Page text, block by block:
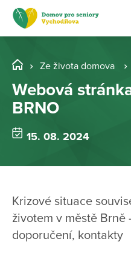
Ze života domova
Webová
BRNO
15. 08. 2024
Krizové situace
životem v městě Brně
doporučení, kontakty